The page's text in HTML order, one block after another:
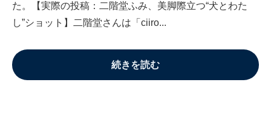
た。【実際の投稿：二階堂ふみ、美脚際立つ“犬とわた
し”ショット】二階堂さんは「ciiro...
続きを読む